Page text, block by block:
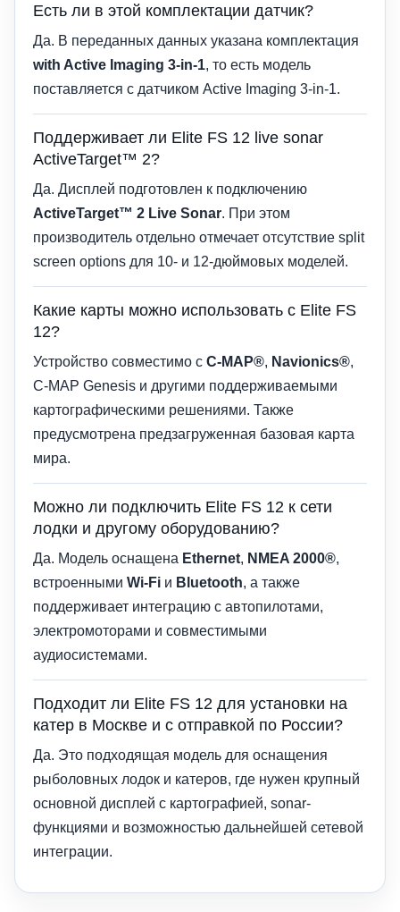
Есть ли в этой комплектации датчик?
Да. В переданных данных указана комплектация
with Active Imaging 3-in-1, то есть модель
поставляется с датчиком Active Imaging 3-in-1.
Поддерживает ли Elite FS 12 live sonar
ActiveTarget™ 2?
Да. Дисплей подготовлен к подключению
ActiveTarget™ 2 Live Sonar. При этом
производитель отдельно отмечает отсутствие split
screen options для 10- и 12-дюймовых моделей.
Какие карты можно использовать с Elite FS
12?
Устройство совместимо с C-MAP®, Navionics®,
C-MAP Genesis и другими поддерживаемыми
картографическими решениями. Также
предусмотрена предзагруженная базовая карта
мира.
Можно ли подключить Elite FS 12 к сети
лодки и другому оборудованию?
Да. Модель оснащена Ethernet, NMEA 2000®,
встроенными Wi-Fi и Bluetooth, а также
поддерживает интеграцию с автопилотами,
электромоторами и совместимыми
аудиосистемами.
Подходит ли Elite FS 12 для установки на
катер в Москве и с отправкой по России?
Да. Это подходящая модель для оснащения
рыболовных лодок и катеров, где нужен крупный
основной дисплей с картографией, sonar-
функциями и возможностью дальнейшей сетевой
интеграции.